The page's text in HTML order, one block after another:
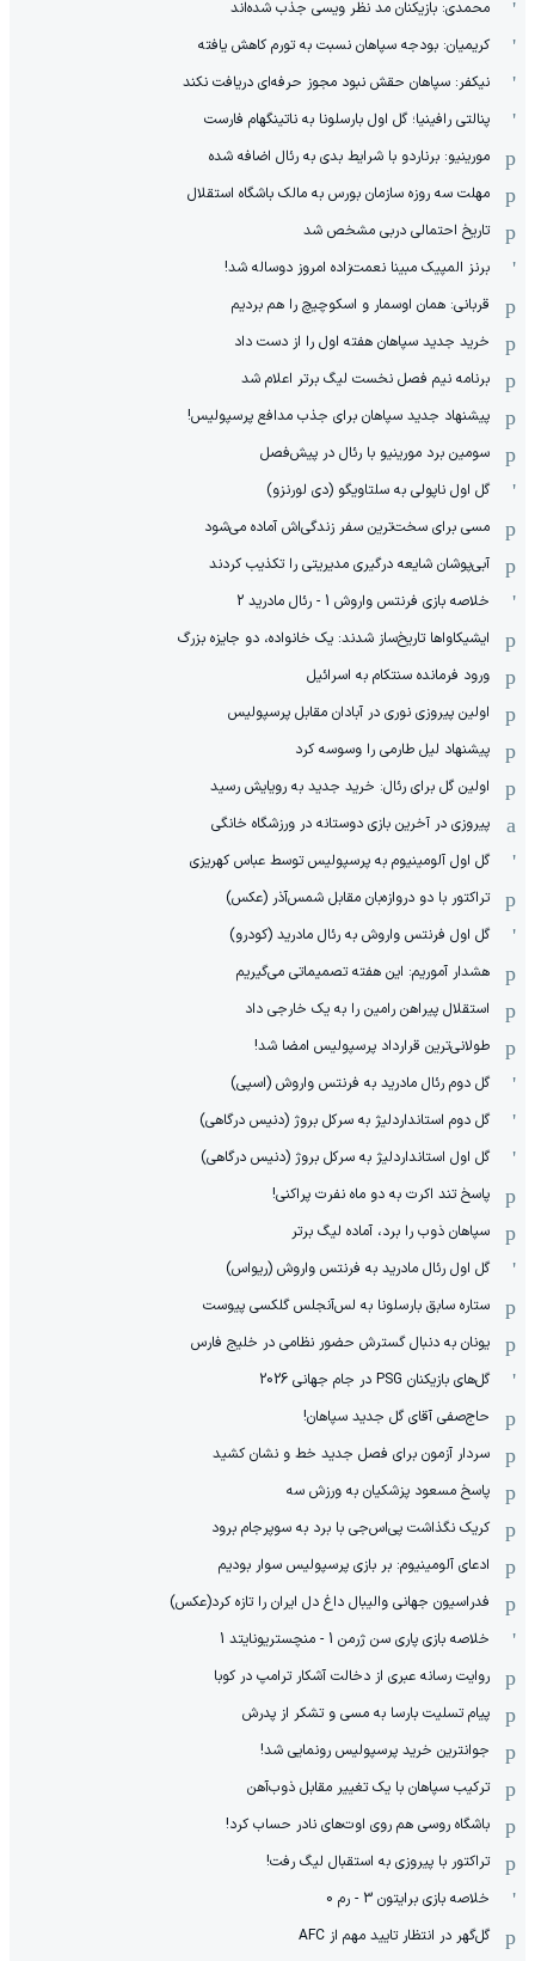
محمدی: بازیکنان مد نظر ویسی جذب شده‌اند
کریمیان: بودجه سپاهان نسبت به تورم کاهش یافته
نیکفر: سپاهان حقش نبود مجوز حرفه‌ای دریافت نکند
پنالتی رافینیا؛ گل اول بارسلونا به ناتینگهام فارست
مورینیو: برناردو با شرایط بدی به رئال اضافه شده
مهلت سه روزه سازمان بورس به مالک باشگاه استقلال
تاریخ احتمالی دربی مشخص شد
برنز المپیک مبینا نعمت‌زاده امروز دوساله شد!
قربانی: همان اوسمار و اسکوچیچ را هم بردیم
خرید جدید سپاهان هفته اول را از دست داد
برنامه نیم فصل نخست لیگ برتر اعلام شد
پیشنهاد جدید سپاهان برای جذب مدافع پرسپولیس!
سومین برد مورینیو با رئال در پیش‌فصل
گل اول ناپولی به سلتاویگو (دی لورنزو)
مسی برای سخت‌ترین سفر زندگی‌اش آماده می‌شود
آبی‌پوشان شایعه درگیری مدیریتی را تکذیب کردند
خلاصه بازی فرنتس واروش 1 - رئال مادرید 2
ایشیکاوا‌ها تاریخ‌ساز شدند: یک خانواده، دو جایزه بزرگ
ورود فرمانده سنتکام به اسرائیل
اولین پیروزی نوری در آبادان مقابل پرسپولیس
پیشنهاد لیل طارمی را وسوسه کرد
اولین گل برای رئال: خرید جدید به رویایش رسید
پیروزی در آخرین بازی دوستانه در ورزشگاه خانگی
گل اول آلومینیوم به پرسپولیس توسط عباس کهریزی
تراکتور با دو دروازه‌بان مقابل شمس‌آذر (عکس)
گل اول فرنتس واروش به رئال مادرید (کودرو)
هشدار آموریم: این هفته تصمیماتی می‌گیریم
استقلال پیراهن رامین را به یک خارجی داد
طولانی‌ترین قرارداد پرسپولیس امضا شد!
گل دوم رئال مادرید به فرنتس واروش (اسپی)
گل دوم استانداردلیژ به سرکل بروژ (دنیس درگاهی)
گل اول استانداردلیژ به سرکل بروژ (دنیس درگاهی)
پاسخ تند اکرت به دو ماه نفرت پراکنی!
سپاهان ذوب را برد، آماده لیگ برتر
گل اول رئال مادرید به فرنتس واروش (ریواس)
ستاره سابق بارسلونا به لس‌آنجلس گلکسی پیوست
یونان به دنبال گسترش حضور نظامی در خلیج فارس
گل‌های بازیکنان PSG در جام جهانی 2026
حاج‌صفی آقای گل جدید سپاهان!
سردار آزمون برای فصل جدید خط و نشان کشید
پاسخ مسعود پزشکیان به ورزش سه
کریک نگذاشت پی‌اس‌جی با برد به سوپرجام برود
ادعای آلومینیوم: بر بازی پرسپولیس سوار بودیم
فدراسیون جهانی والیبال داغ دل ایران را تازه کرد(عکس)
خلاصه بازی پاری سن ژرمن 1 - منچستریونایتد 1
روایت رسانه عبری از دخالت آشکار ترامپ در کوبا
پیام تسلیت بارسا به مسی و تشکر از پدرش
جوانترین خرید پرسپولیس رونمایی شد!
ترکیب سپاهان با یک تغییر مقابل ذوب‌آهن
باشگاه روسی هم روی اوت‌های نادر حساب کرد!
تراکتور با پیروزی به استقبال لیگ رفت!
خلاصه بازی برایتون 3 - رم 0
گل‌گهر در انتظار تایید مهم از ‌AFC